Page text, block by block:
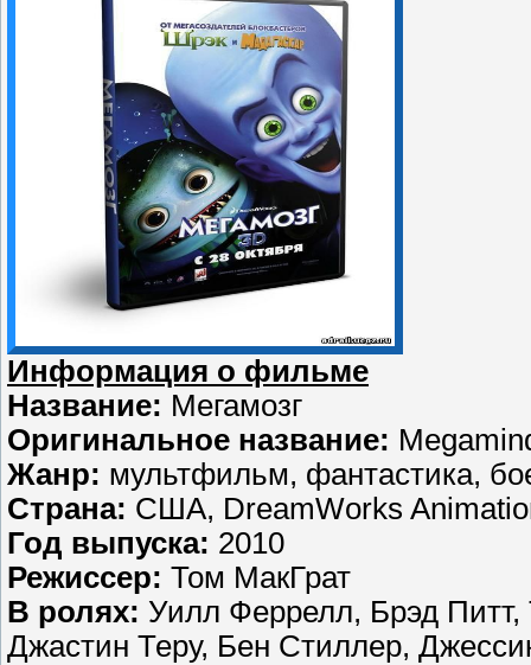
Информация о фильме
Название: Мегамозг
Оригинальное название:
Жанр: мультфильм, фантастика,
Страна: США, DreamWorks
Год выпуска: 2010
Режиссер: Том МакГрат
В ролях: Уилл Феррелл, Брэд
Джастин Теру, Бен Стиллер,